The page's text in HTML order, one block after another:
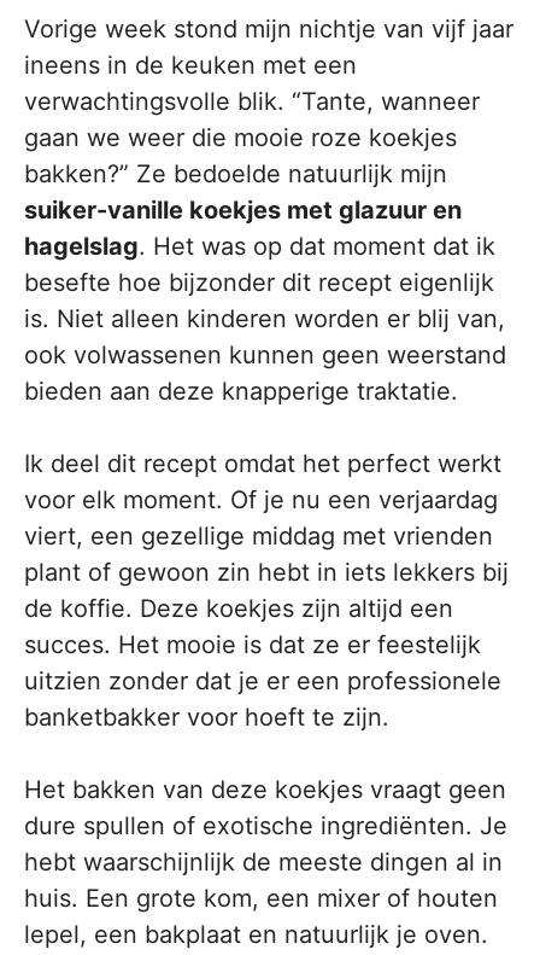
Vorige week stond mijn nichtje van vijf jaar
ineens in de keuken met een
verwachtingsvolle blik. “Tante, wanneer
gaan we weer die mooie roze koekjes
bakken?” Ze bedoelde natuurlijk mijn
suiker-vanille koekjes met glazuur en
hagelslag. Het was op dat moment dat ik
besefte hoe bijzonder dit recept eigenlijk
is. Niet alleen kinderen worden er blij van,
ook volwassenen kunnen geen weerstand
bieden aan deze knapperige traktatie.
Ik deel dit recept omdat het perfect werkt
voor elk moment. Of je nu een verjaardag
viert, een gezellige middag met vrienden
plant of gewoon zin hebt in iets lekkers bij
de koffie. Deze koekjes zijn altijd een
succes. Het mooie is dat ze er feestelijk
uitzien zonder dat je er een professionele
banketbakker voor hoeft te zijn.
Het bakken van deze koekjes vraagt geen
dure spullen of exotische ingrediënten. Je
hebt waarschijnlijk de meeste dingen al in
huis. Een grote kom, een mixer of houten
lepel, een bakplaat en natuurlijk je oven.